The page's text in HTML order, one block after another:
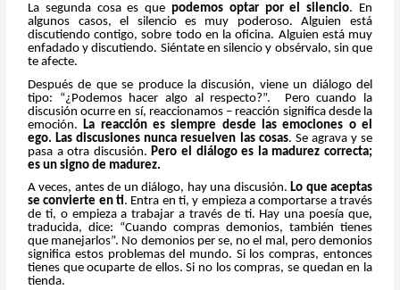
La segunda cosa es que podemos optar por el silencio. En
algunos casos, el silencio es muy poderoso. Alguien está
discutiendo contigo, sobre todo en la oficina. Alguien está muy
enfadado y discutiendo. Siéntate en silencio y obsérvalo, sin que
te afecte.
Después de que se produce la discusión, viene un diálogo del
tipo: “¿Podemos hacer algo al respecto?”. Pero cuando la
discusión ocurre en sí, reaccionamos – reacción significa desde la
emoción. La reacción es siempre desde las emociones o el
ego. Las discusiones nunca resuelven las cosas. Se agrava y se
pasa a otra discusión. Pero el diálogo es la madurez correcta;
es un signo de madurez.
A veces, antes de un diálogo, hay una discusión.Lo que aceptas
se convierte en ti. Entra en ti, y empieza a comportarse a través
de ti, o empieza a trabajar a través de ti. Hay una poesía que,
traducida, dice: “Cuando compras demonios, también tienes
que manejarlos”. No demonios per se, no el mal, pero demonios
significa estos problemas del mundo. Si los compras, entonces
tienes que ocuparte de ellos. Si no los compras, se quedan en la
tienda.